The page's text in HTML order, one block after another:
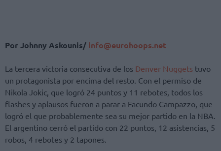
Por Johnny Askounis/ info@eurohoops.net
La tercera victoria consecutiva de los Denver Nuggets tuvo
un protagonista por encima del resto. Con el permiso de
Nikola Jokic, que logró 24 puntos y 11 rebotes, todos los
flashes y aplausos fueron a parar a Facundo Campazzo, que
logró el que probablemente sea su mejor partido en la NBA.
El argentino cerró el partido con 22 puntos, 12 asistencias, 5
robos, 4 rebotes y 2 tapones.